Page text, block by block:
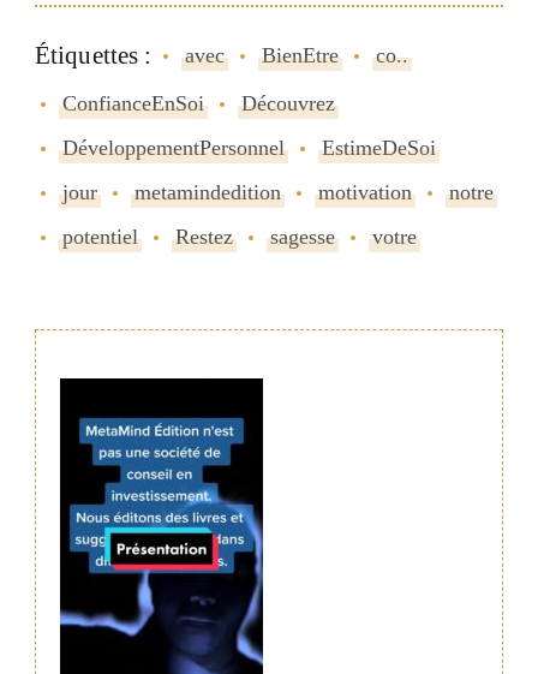
Étiquettes : avec BienEtre
co..
ConfianceEnSoi
Découvrez
DéveloppementPersonnel
EstimeDeSoi
jour
metamindedition motivation
notre
potentiel
Restez sagesse votre
Navigation
de
publication